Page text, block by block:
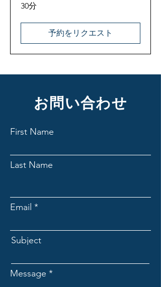
30分
予約をリクエスト
お問い合わせ
First Name
Last Name
Email
Subject
Message